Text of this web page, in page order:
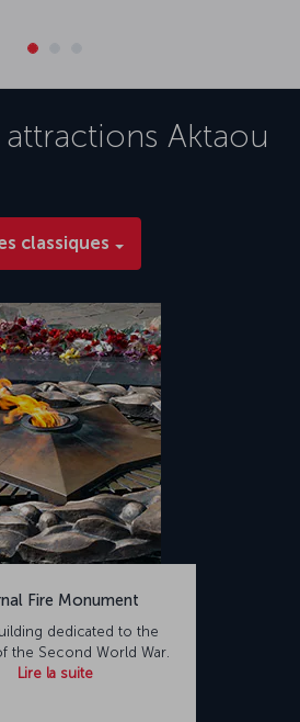
Aktaou
classiques
Fire Monument
dedicated to the
the Second World War.
Lire la suite